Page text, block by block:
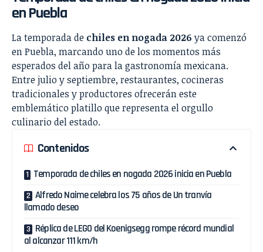
en Puebla
La temporada de chiles en nogada 2026 ya comenzó
en Puebla, marcando uno de los momentos más
esperados del año para la gastronomía mexicana.
Entre julio y septiembre, restaurantes, cocineras
tradicionales y productores ofrecerán este
emblemático platillo que representa el orgullo
culinario del estado.
Contenidos
Temporada de chiles en nogada 2026 inicia en Puebla
Alfredo Naime celebra los 75 años de Un tranvía
llamado deseo
Réplica de LEGO del Koenigsegg rompe récord mundial
al alcanzar 111 km/h